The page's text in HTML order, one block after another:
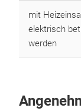
mit
elektrisch
werden